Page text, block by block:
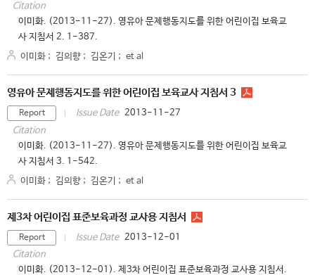
Citation
이미화. (2013-11-27). 영유아 문제행동지도를 위한 어린이집 보육교
사 지침서 2. 1-387.
이미화 ; 김의향 ; 김온기 ; et al
영유아 문제행동지도를 위한 어린이집 보육교사 지침서 3
Report Issue Date 2013-11-27
Citation
이미화. (2013-11-27). 영유아 문제행동지도를 위한 어린이집 보육교
사 지침서 3. 1-542.
이미화 ; 김의향 ; 김온기 ; et al
제3차 어린이집 표준보육과정 교사용 지침서
Report Issue Date 2013-12-01
Citation
이미화. (2013-12-01). 제3차 어린이집 표준보육과정 교사용 지침서.